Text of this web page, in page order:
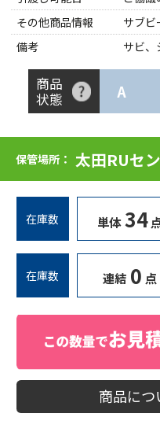
その他商品情報
サブビ
備考
サビ、
商品
状態
A
保管場所： 太田RUセ
在庫数 単体 34
在庫数 連結 0 点
商品につ